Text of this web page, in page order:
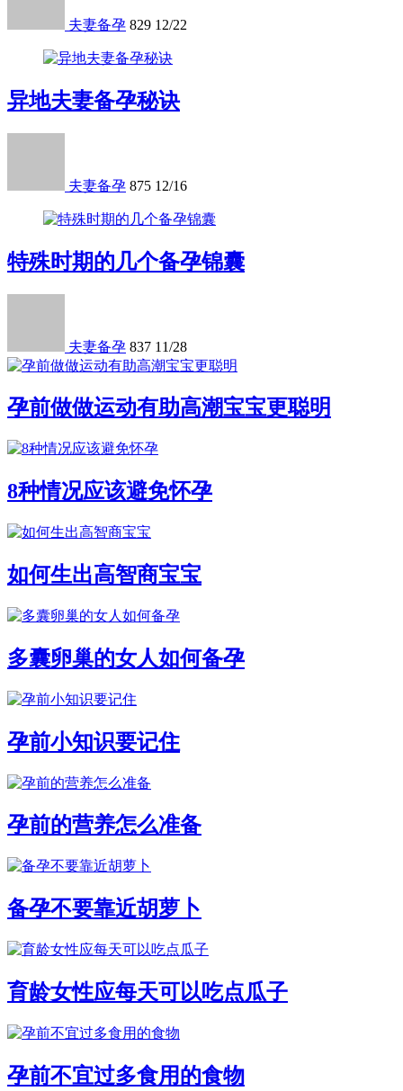
夫妻备孕 829 12/22
异地夫妻备孕秘诀
夫妻备孕 875 12/16
特殊时期的几个备孕锦囊
夫妻备孕 837 11/28
孕前做做运动有助高潮宝宝更聪明
8种情况应该避免怀孕
如何生出高智商宝宝
多囊卵巢的女人如何备孕
孕前小知识要记住
孕前的营养怎么准备
备孕不要靠近胡萝卜
育龄女性应每天可以吃点瓜子
孕前不宜过多食用的食物